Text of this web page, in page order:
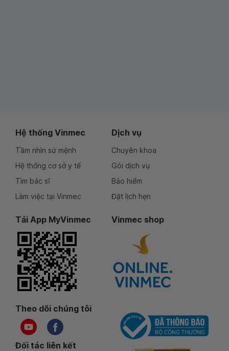
Hệ thống Vinmec
Tầm nhìn sứ mệnh
Hệ thống cơ sở y tế
Tìm bác sĩ
Làm việc tại Vinmec
Dịch vụ
Chuyên khoa
Gói dịch vụ
Bảo hiểm
Đặt lịch hẹn
Tải App MyVinmec Vinmec shop
Theo dõi chúng tôi
Đối tác liên kết